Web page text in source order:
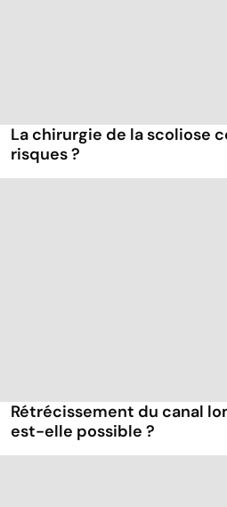
La chirurgie de la scoliose
risques ?
Rétrécissement du canal
est-elle possible ?